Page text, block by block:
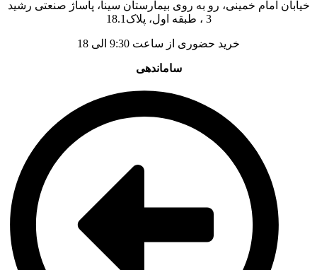
خیابان امام خمینی، رو به روی بیمارستان سینا، پاساژ صنعتی رشید
3 ، طبقه اول، پلاک18.1
خرید حضوری از ساعت 9:30 الی 18
ساماندهی